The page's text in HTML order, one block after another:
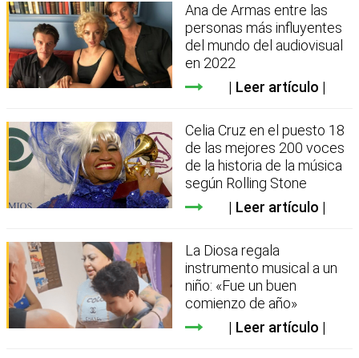
Ana de Armas entre las
personas más influyentes
del mundo del audiovisual
en 2022
Leer artículo
Celia Cruz en el puesto 18
de las mejores 200 voces
de la historia de la música
según Rolling Stone
Leer artículo
La Diosa regala
instrumento musical a un
niño: «Fue un buen
comienzo de año»
Leer artículo